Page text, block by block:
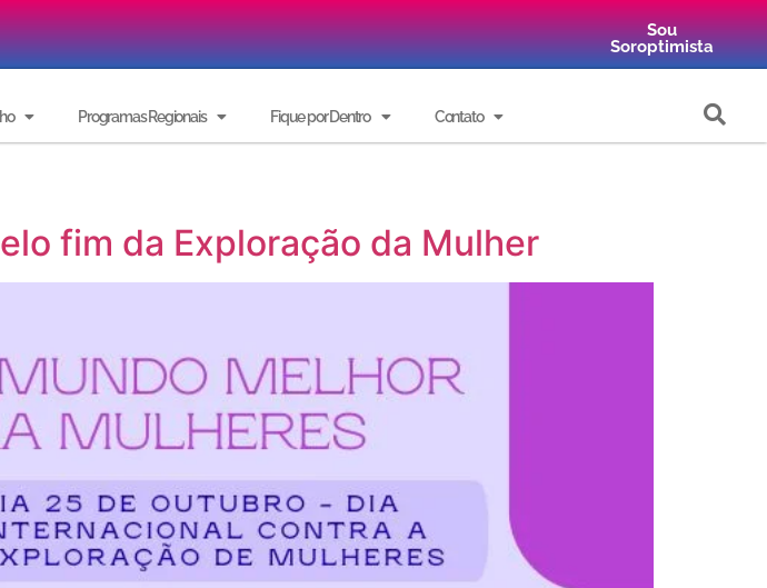
Sou
Soroptimista
Programas Regionais Fique por Dentro Contato
fim da Exploração da Mulher